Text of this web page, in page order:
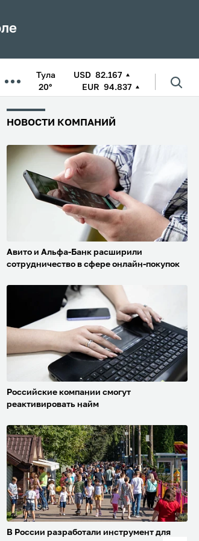
Тула
20°
USD 82.167
EUR 94.837
НОВОСТИ КОМПАНИЙ
Авито и Альфа-Банк расширили
сотрудничество в сфере онлайн-покупок
Российские компании смогут
реактивировать найм
В России разработали инструмент для